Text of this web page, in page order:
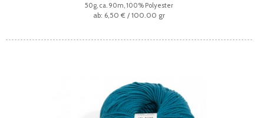
50g, ca. 90m, 100% Polyester
6,50 € / 100.00 gr